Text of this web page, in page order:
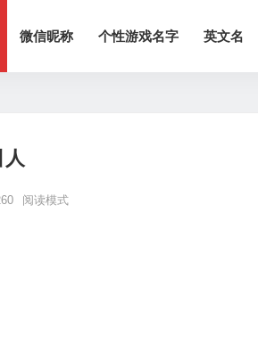
微信昵称 个性游戏名字 英文名
人
阅读模式